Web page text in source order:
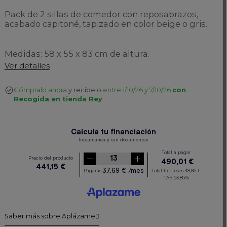
Pack de 2 sillas de comedor con reposabrazos,
acabado capitoné, tapizado en color beige o gris.
Medidas: 58 x 55 x 83 cm de altura.
Ver detalles
Cómpralo ahora y recíbelo entre 1/10/26 y 7/10/26 con
Recogida en tienda Rey
Saber más sobre Aplázame